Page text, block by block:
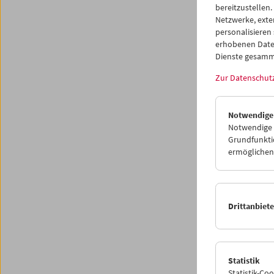
bereitzustellen.
Netzwerke,
personalisieren
erhobenen
Dienste
Zur
Notwendige
Statistik